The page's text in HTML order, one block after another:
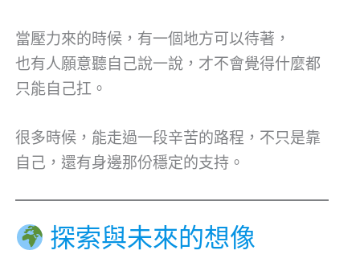
當壓力來的時候，有一個地方可以待著，
也有人願意聽自己說一說，才不會覺得什麼都
只能自己扛。
很多時候，能走過一段辛苦的路程，不只是靠
自己，還有身邊那份穩定的支持。
探索與未來的想像